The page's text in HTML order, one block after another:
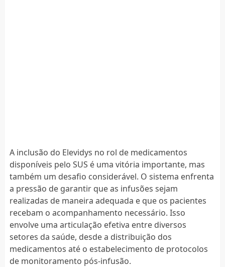
A inclusão do Elevidys no rol de medicamentos
disponíveis pelo SUS é uma vitória importante, mas
também um desafio considerável. O sistema enfrenta
a pressão de garantir que as infusões sejam
realizadas de maneira adequada e que os pacientes
recebam o acompanhamento necessário. Isso
envolve uma articulação efetiva entre diversos
setores da saúde, desde a distribuição dos
medicamentos até o estabelecimento de protocolos
de monitoramento pós-infusão.